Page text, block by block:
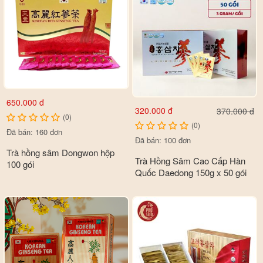
- Cải thiện chứng rối loạn kinh nguyệt, đau bụng kinh, chu kì
kinh không đều ảnh hưởng đến việc thụ thai…
Đối tượng sử dụng
-Trà hồng sâmdễ dàng sử dụng với nhiều đối tượng, nhất là
người lớn tuổi, thích thưởng thức trà như một thú vui, vừa đảm
650.000 đ
(0)
Đã bán: 160 đơn
Trà hồng sâm Dongwon hộp
100 gói
320.000 đ 370.000 đ
(0)
Đã bán: 100 đơn
Trà Hồng Sâm Cao Cấp Hàn
Quốc Daedong 150g x 50 gói